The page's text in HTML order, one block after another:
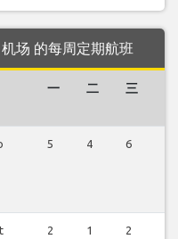
场 的每周定期航班
一 二 三
5 4 6
2 1 2